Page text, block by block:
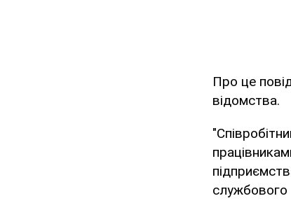
Про це
відомства.
службового